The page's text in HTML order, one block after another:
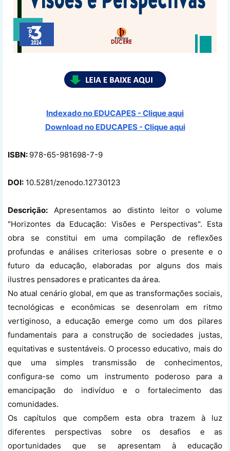
Indexado no EDUCAPES - Clique aqui
Download no EDUCAPES - Clique aqui
ISBN: 978-65-981698-7-9
DOI: 10.5281/zenodo.12730123
Descrição: Apresentamos ao distinto leitor o volume
"Horizontes da Educação: Visões e Perspectivas". Esta
obra se constitui em uma compilação de reflexões
profundas e análises criteriosas sobre o presente e o
futuro da educação, elaboradas por alguns dos mais
ilustres pensadores e praticantes da área.
No atual cenário global, em que as transformações sociais,
tecnológicas e econômicas se desenrolam em ritmo
vertiginoso, a educação emerge como um dos pilares
fundamentais para a construção de sociedades justas,
equitativas e sustentáveis. O processo educativo, mais do
que uma simples transmissão de conhecimentos,
configura-se como um instrumento poderoso para a
emancipação do indivíduo e o fortalecimento das
comunidades.
Os capítulos que compõem esta obra trazem à luz
diferentes perspectivas sobre os desafios e as
oportunidades que se apresentam à educação